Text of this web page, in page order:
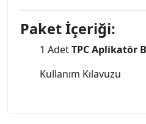
Paket İçeriği:
1 AdetTPC Aplikatör
Kullanım Kılavuzu